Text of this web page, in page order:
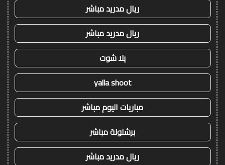
ريال مدريد مباشر
ريال مدريد مباشر
يلا شوت
yalla shoot
مباريات اليوم مباشر
برشلونة مباشر
ريال مدريد مباشر